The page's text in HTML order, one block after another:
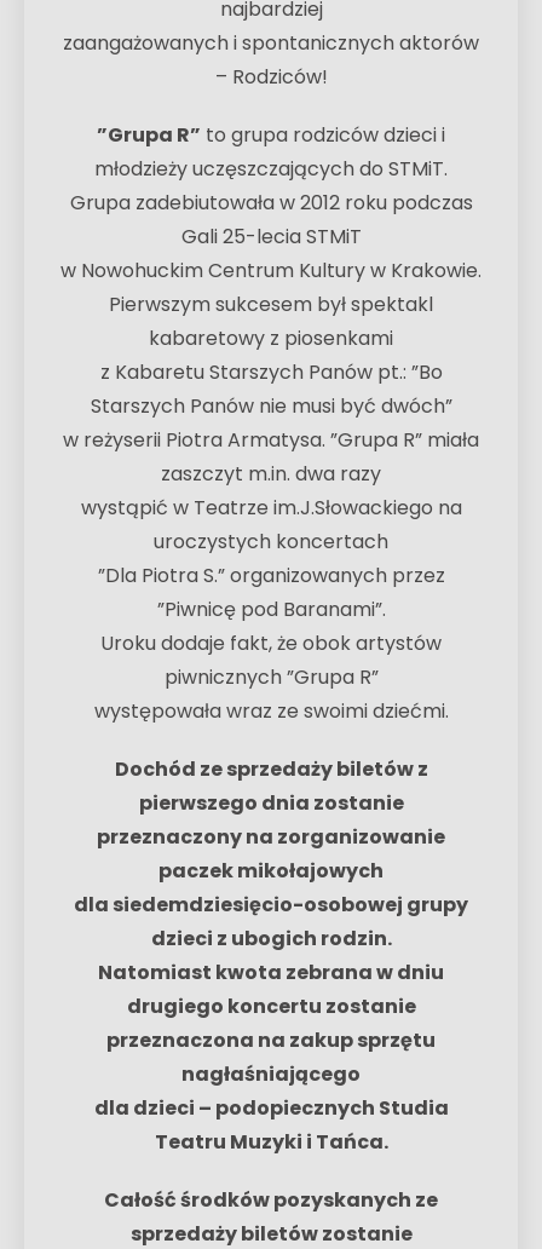
najbardziej
zaangażowanych i spontanicznych aktorów
– Rodziców!
”Grupa R” to grupa rodziców dzieci i
młodzieży uczęszczających do STMiT.
Grupa zadebiutowała w 2012 roku podczas
Gali 25-lecia STMiT
w Nowohuckim Centrum Kultury w Krakowie.
Pierwszym sukcesem był spektakl
kabaretowy z piosenkami
z Kabaretu Starszych Panów pt.: ”Bo
Starszych Panów nie musi być dwóch”
w reżyserii Piotra Armatysa. ”Grupa R” miała
zaszczyt m.in. dwa razy
wystąpić w Teatrze im.J.Słowackiego na
uroczystych koncertach
”Dla Piotra S.” organizowanych przez
”Piwnicę pod Baranami”.
Uroku dodaje fakt, że obok artystów
piwnicznych ”Grupa R”
występowała wraz ze swoimi dziećmi.
Dochód ze sprzedaży biletów z
pierwszego dnia zostanie
przeznaczony na zorganizowanie
paczek mikołajowych
dla siedemdziesięcio-osobowej grupy
dzieci z ubogich rodzin.
Natomiast kwota zebrana w dniu
drugiego koncertu zostanie
przeznaczona na zakup sprzętu
nagłaśniającego
dla dzieci – podopiecznych Studia
Teatru Muzyki i Tańca.
Całość środków pozyskanych ze
sprzedaży biletów zostanie